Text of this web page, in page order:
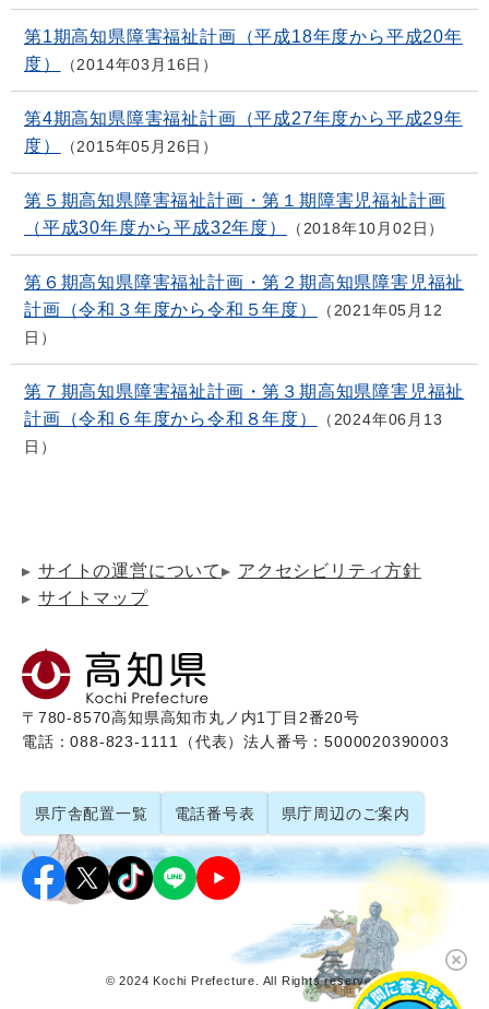
第1期高知県障害福祉計画（平成18年度から平成20年
度）
2014年03月16日
第4期高知県障害福祉計画（平成27年度から平成29年
度）
2015年05月26日
第５期高知県障害福祉計画・第１期障害児福祉計画
（平成30年度から平成32年度）
2018年10月02日
第６期高知県障害福祉計画・第２期高知県障害児福祉
計画（令和３年度から令和５年度）
2021年05月12
日
第７期高知県障害福祉計画・第３期高知県障害児福祉
計画（令和６年度から令和８年度）
2024年06月13
日
サイトの運営について
アクセシビリティ方針
サイトマップ
〒780-8570高知県高知市丸ノ内1丁目2番20号
電話：088-823-1111（代表）法人番号：5000020390003
県庁舎配置一覧 電話番号表 県庁周辺のご案内
© 2024 Kochi Prefecture. All Rights reserved.